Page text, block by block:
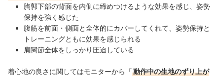
胸郭下部の背面を内側に締めつけるような効果を感じ、姿勢
保持を強く感じた
腹筋を前面・側面と全体的にカバーしてくれて、姿勢保持と
トレーニングともに効果を感じられる
肩関節全体をしっかり圧迫している
着心地の良さに関してはモニターから「動作中の生地のずり上が